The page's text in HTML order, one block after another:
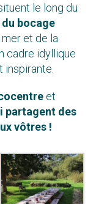
le long du
bocage
et de la
cadre idyllique
inspirante.
et
partagent des
vôtres !